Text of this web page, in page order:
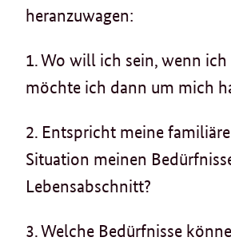
heranzuwagen:
1. Wo will ich sein, wenn ich
möchte ich dann um mich
2. Entspricht meine
Situation meinen
Lebensabschnitt?
3. Welche Bedürfnisse